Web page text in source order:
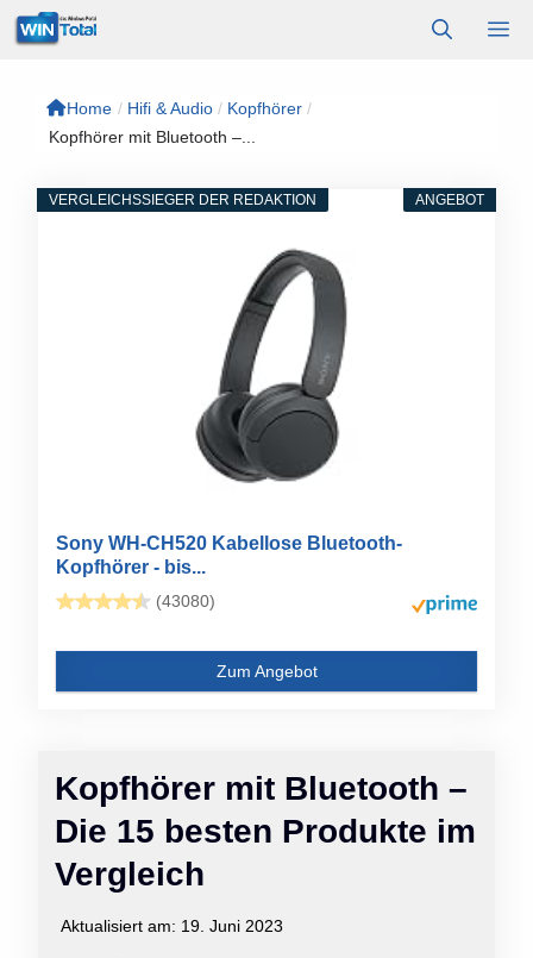
Zum
Inhalt
Home / Hifi & Audio / Kopfhörer /
Kopfhörer mit Bluetooth –...
Kopfhörer mit Bluetooth –
Die 15 besten Produkte im
Vergleich
Aktualisiert am: 19. Juni 2023
ANGEBOT
VERGLEICHSSIEGER DER REDAKTION
Sony WH-CH520 Kabellose Bluetooth-
Kopfhörer - bis...
(43080)
Zum Angebot